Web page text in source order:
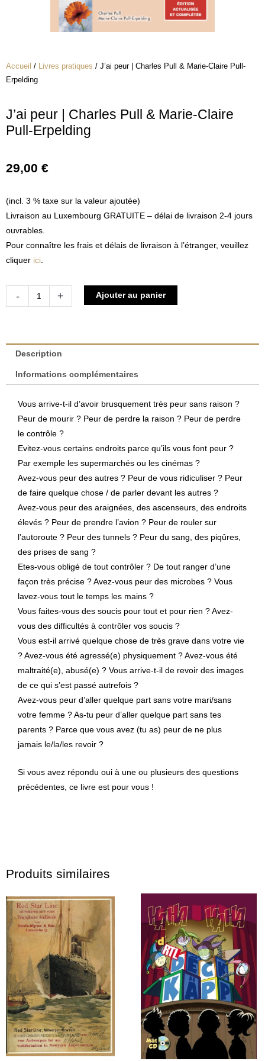
Accueil / Livres pratiques / J’ai peur | Charles Pull & Marie-Claire Pull-
Erpelding
J’ai peur | Charles Pull & Marie-Claire
Pull-Erpelding
29,00 €
(incl. 3 % taxe sur la valeur ajoutée)
Livraison au Luxembourg GRATUITE – délai de livraison 2-4 jours
ouvrables.
Pour connaître les frais et délais de livraison à l’étranger, veuillez
cliquer ici.
-
quantité
|
Pull
Marie-
Claire
Pull-
Erpelding
+ Ajouter au panier
Description
Informations complémentaires
Vous arrive-t-il d’avoir brusquement très peur sans raison ?
Peur de mourir ? Peur de perdre la raison ? Peur de perdre
le contrôle ?
Evitez-vous certains endroits parce qu’ils vous font peur ?
Par exemple les supermarchés ou les cinémas ?
Avez-vous peur des autres ? Peur de vous ridiculiser ? Peur
de faire quelque chose / de parler devant les autres ?
Avez-vous peur des araignées, des ascenseurs, des endroits
élevés ? Peur de prendre l’avion ? Peur de rouler sur
l’autoroute ? Peur des tunnels ? Peur du sang, des piqûres,
des prises de sang ?
Etes-vous obligé de tout contrôler ? De tout ranger d’une
façon très précise ? Avez-vous peur des microbes ? Vous
lavez-vous tout le temps les mains ?
Vous faites-vous des soucis pour tout et pour rien ? Avez-
vous des difficultés à contrôler vos soucis ?
Vous est-il arrivé quelque chose de très grave dans votre vie
? Avez-vous été agressé(e) physiquement ? Avez-vous été
maltraité(e), abusé(e) ? Vous arrive-t-il de revoir des images
de ce qui s’est passé autrefois ?
Avez-vous peur d’aller quelque part sans votre mari/sans
votre femme ? As-tu peur d’aller quelque part sans tes
parents ? Parce que vous avez (tu as) peur de ne plus
jamais le/la/les revoir ?
Si vous avez répondu oui à une ou plusieurs des questions
précédentes, ce livre est pour vous !
Produits similaires